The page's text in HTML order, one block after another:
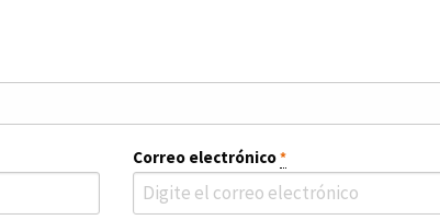
Correo electrónico*